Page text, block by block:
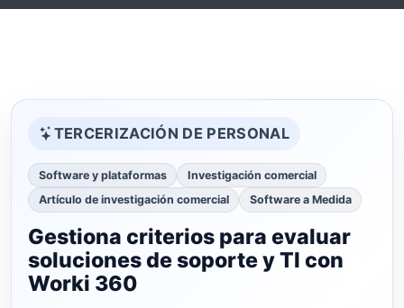
TERCERIZACIÓN DE PERSONAL
Software y plataformas
Investigación comercial
Artículo de investigación comercial
Software a Medida
Gestiona criterios para evaluar
soluciones de soporte y TI con
Worki 360